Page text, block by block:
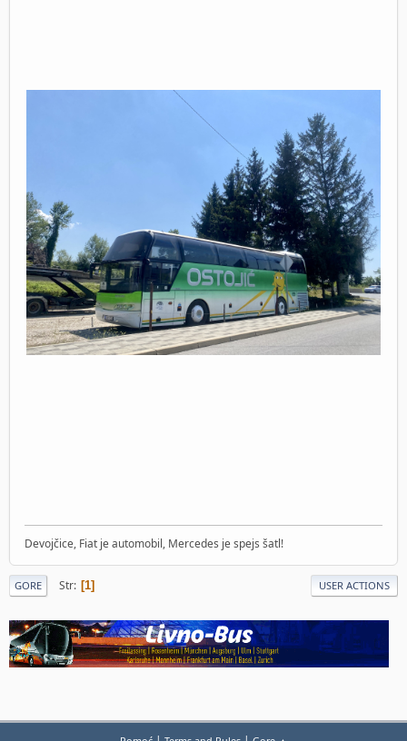
Devojčice, Fiat je automobil, Mercedes je spejs šatl!
GORE Str 1 USER ACTIONS